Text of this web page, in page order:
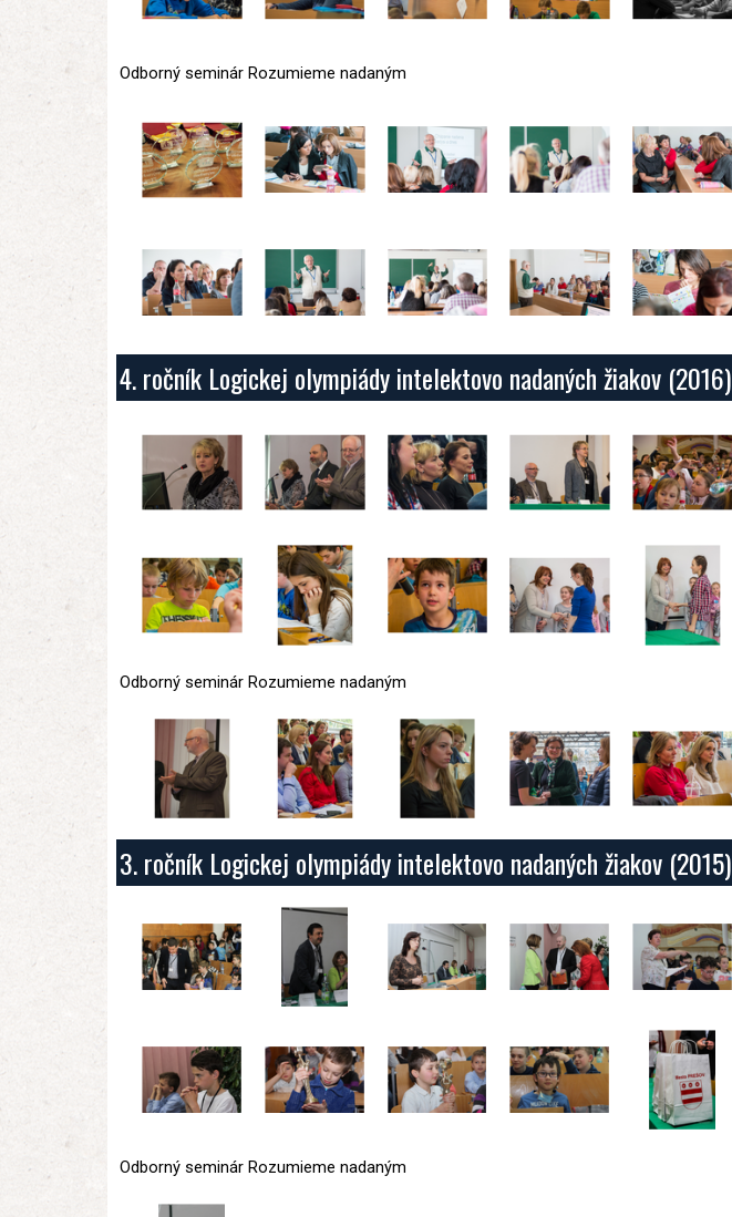
Odborný seminár Rozumieme nadaným
4. ročník Logickej olympiády intelektovo nadaných žiakov (2016)
Odborný seminár Rozumieme nadaným
3. ročník Logickej olympiády intelektovo nadaných žiakov (2015)
Odborný seminár Rozumieme nadaným